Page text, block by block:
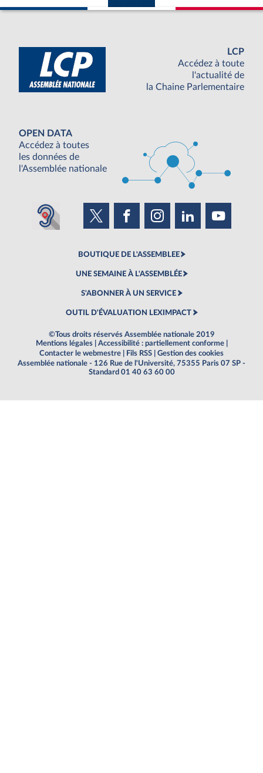
LCP
Accédez à toute
l'actualité de
la Chaine Parlementaire
OPEN DATA
Accédez à toutes
les données de
l'Assemblée nationale
BOUTIQUE DE L'ASSEMBLEE
UNE SEMAINE À L'ASSEMBLÉE
S'ABONNER À UN SERVICE
OUTIL D'ÉVALUATION LEXIMPACT
©Tous droits réservés Assemblée nationale 2019
Mentions légales
Accessibilité : partiellement conforme
Contacter le webmestre
Fils RSS
Gestion des cookies
Assemblée nationale - 126 Rue de l'Université, 75355 Paris 07 SP -
Standard 01 40 63 60 00